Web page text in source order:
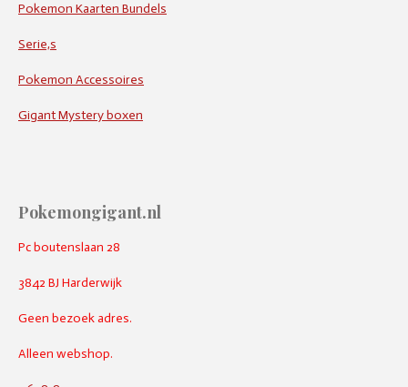
Pokemon Kaarten Bundels
Serie,s
Pokemon Accessoires
Gigant Mystery boxen
Pokemongigant.nl
Pc boutenslaan 28
3842 BJ Harderwijk
Geen bezoek adres.
Alleen webshop.